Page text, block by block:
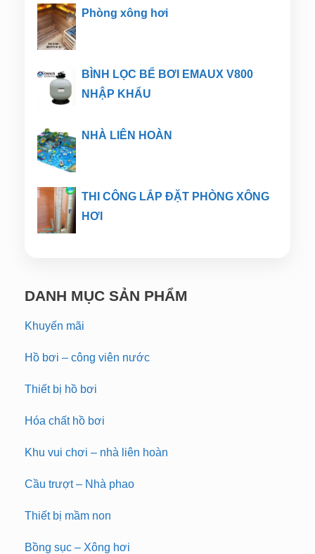
Phòng xông hơi
BÌNH LỌC BỂ BƠI EMAUX V800
NHẬP KHẨU
NHÀ LIÊN HOÀN
THI CÔNG LẮP ĐẶT PHÒNG XÔNG
HƠI
DANH MỤC SẢN PHẨM
Khuyến mãi
Hồ bơi – công viên nước
Thiết bị hồ bơi
Hóa chất hồ bơi
Khu vui chơi – nhà liên hoàn
Cầu trượt – Nhà phao
Thiết bị mầm non
Bồng sục – Xông hơi